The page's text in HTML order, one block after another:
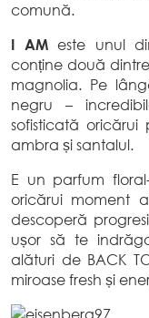
comună.
I AMeste unul
conține două
magnolia. Pe
negru –
sofisticată
ambra și santalul.
E un parfum
oricărui moment
descoperă
ușor să te
alături de BACK
miroase fresh și